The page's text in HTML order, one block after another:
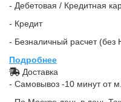
- Дебетовая / Кредитная
- Кредит
- Безналичный расчет (без
Подробнее
Доставка
- Самовывоз -10 минут от